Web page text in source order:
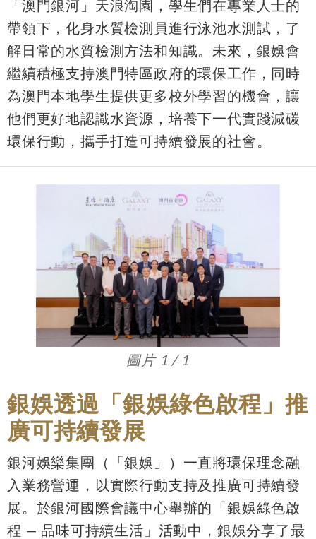
「澳門銀河」天浪淘園，學生們在專業人士的
帶領下，化身水質檢測員進行泳池水測試，了
解日常的水質檢測方法和知識。未來，銀娛會
繼續積極支持澳門特區政府的環保工作，同時
為澳門本地學生提供更多校外學習的機會，讓
他們更好地認識水資源，培養下一代實踐減碳
環保行動，攜手打造可持續發展的社會。
圖片 1 / 1
銀娛透過「銀娛綠色啟程」推
廣可持續發展
銀河娛樂集團（「銀娛」）一直將環保理念融
入業務營運，以實際行動支持及推廣可持續發
展。於銀河國際會議中心舉辦的「銀娛綠色啟
程 — 品味可持續生活」活動中，銀娛分享了最